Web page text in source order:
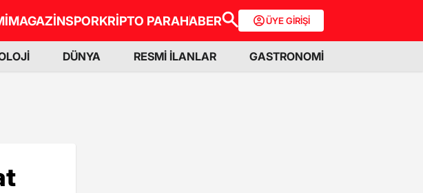
MAGAZİNSPORKRİPTO PARAHABER ÜYE GİRİŞİ
DÜNYA RESMİ İLANLAR GASTRONOMİ